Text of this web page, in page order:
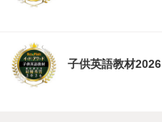
子供英語教材2026